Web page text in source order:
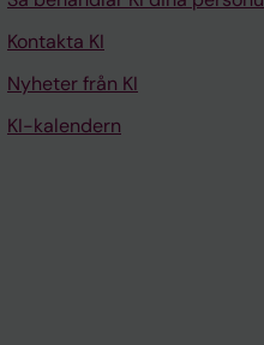
Kontakta KI
Nyheter från KI
KI-kalendern